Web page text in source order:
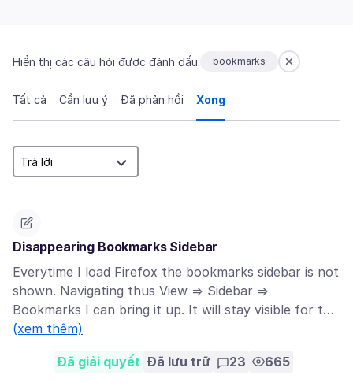
Hiển thị các câu hỏi được đánh dấu: bookmarks
Tất cả Cần lưu ý Đã phản hồi Xong
Disappearing Bookmarks Sidebar
Everytime I load Firefox the bookmarks sidebar is not
shown. Navigating thus View => Sidebar =>
Bookmarks I can bring it up. It will stay visible for t…
(xem thêm)
Đã giải quyết Đã lưu trữ 23 665